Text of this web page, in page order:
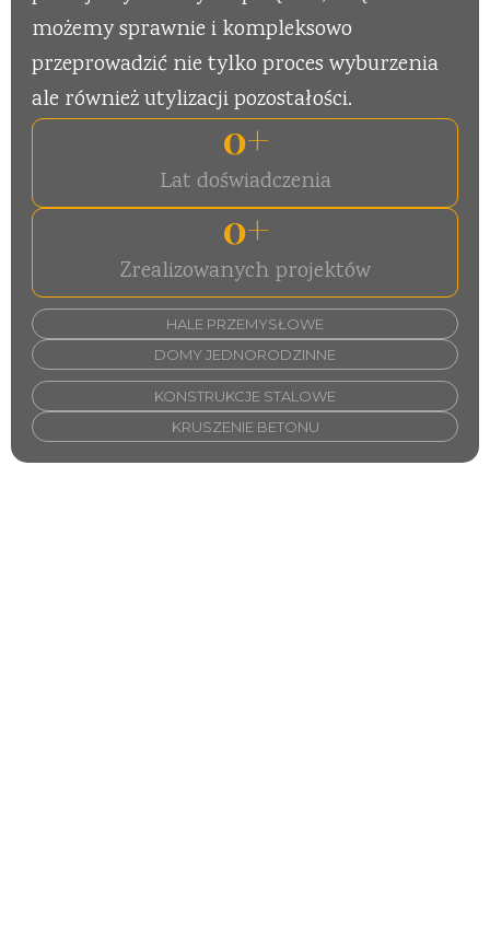
możemy sprawnie i kompleksowo
przeprowadzić nie tylko proces wyburzenia
ale również utylizacji pozostałości.
Lat doświadczenia
0+
Zrealizowanych projektów
0+
HALE PRZEMYSŁOWE
DOMY JEDNORODZINNE
KONSTRUKCJE STALOWE
KRUSZENIE BETONU